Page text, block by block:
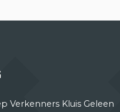
Verkenners Kluis Geleen